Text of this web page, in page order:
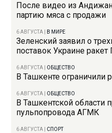
После видео из
партию мяса с продажи
6 АВГУСТА В МИРЕ
Зеленский заявил о
поставок Украине
6 АВГУСТА ОБЩЕСТВО
В Ташкенте ограничили
6 АВГУСТА ОБЩЕСТВО
В Ташкентской области
пульпопровода АГМК
6 АВГУСТА СПОРТ